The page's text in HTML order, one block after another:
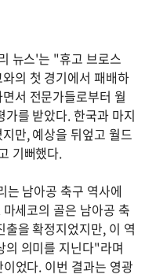
뉴스'는 "휴고 브로스
의 첫 경기에서 패배하
서 전문가들로부터 월
를 받았다. 한국과 마지
만, 예상을 뒤엎고 월드
기뻐했다.
남아공 축구 역사에
세코의 골은 남아공 축
을 확정지었지만, 이 역
의 의미를 지닌다"라며
었다. 이번 결과는 영광